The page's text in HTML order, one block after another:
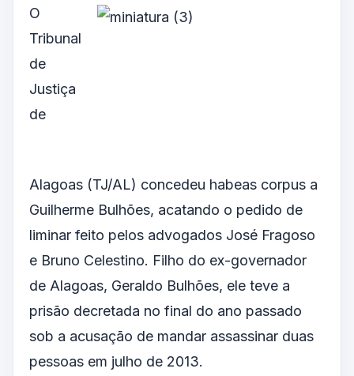
O
Tribunal
de
Justiça
de
Alagoas (TJ/AL) concedeu habeas corpus a
Guilherme Bulhões, acatando o pedido de
liminar feito pelos advogados José Fragoso
e Bruno Celestino. Filho do ex-governador
de Alagoas, Geraldo Bulhões, ele teve a
prisão decretada no final do ano passado
sob a acusação de mandar assassinar duas
pessoas em julho de 2013.